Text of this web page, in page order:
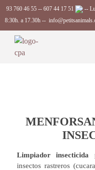
93 760 46 55 -- 607 44 17 51
--
8:30h. a 17.30h --
Limpiador insecticida
insectos rastreros